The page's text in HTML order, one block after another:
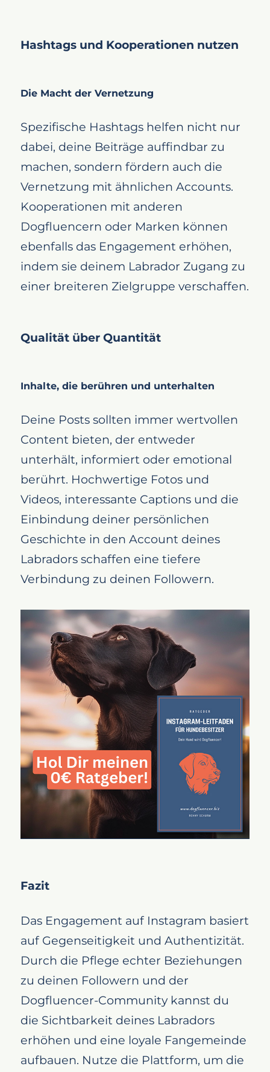
Hashtags und Kooperationen nutzen
Die Macht der Vernetzung
Spezifische Hashtags helfen nicht nur
dabei, deine Beiträge auffindbar zu
machen, sondern fördern auch die
Vernetzung mit ähnlichen Accounts.
Kooperationen mit anderen
Dogfluencern oder Marken können
ebenfalls das Engagement erhöhen,
indem sie deinem Labrador Zugang zu
einer breiteren Zielgruppe verschaffen.
Qualität über Quantität
Inhalte, die berühren und unterhalten
Deine Posts sollten immer wertvollen
Content bieten, der entweder
unterhält, informiert oder emotional
berührt. Hochwertige Fotos und
Videos, interessante Captions und die
Einbindung deiner persönlichen
Geschichte in den Account deines
Labradors schaffen eine tiefere
Verbindung zu deinen Followern.
Fazit
Das Engagement auf Instagram basiert
auf Gegenseitigkeit und Authentizität.
Durch die Pflege echter Beziehungen
zu deinen Followern und der
Dogfluencer-Community kannst du
die Sichtbarkeit deines Labradors
erhöhen und eine loyale Fangemeinde
aufbauen. Nutze die Plattform, um die